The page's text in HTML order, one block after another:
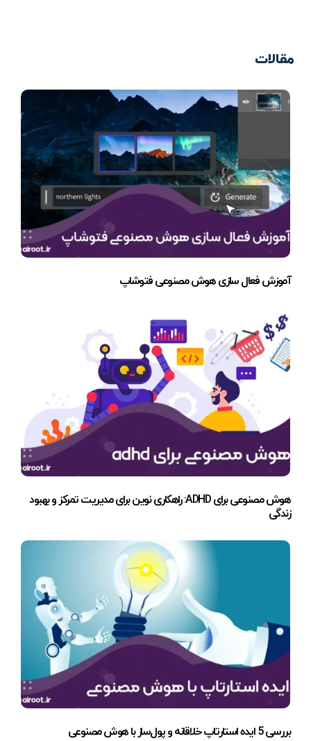
مقالات
آموزش فعال سازی هوش مصنوعی فتوشاپ
هوش مصنوعی برای ADHD: راهکاری نوین برای مدیریت تمرکز و بهبود
زندگی
بررسی 5 ایده استارتاپ خلاقانه و پول‌ساز با هوش مصنوعی